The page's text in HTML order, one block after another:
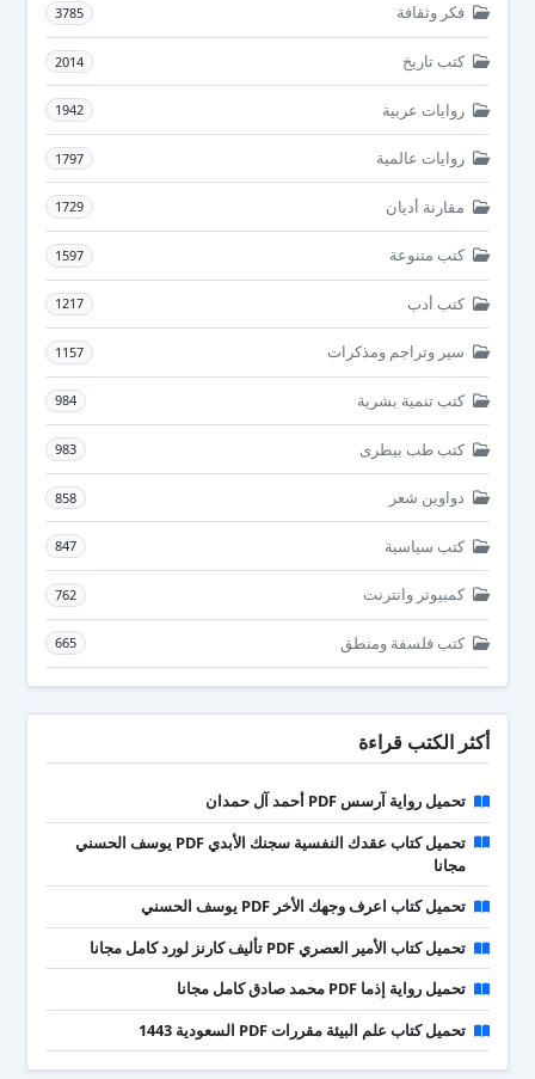
فكر وثقافة 3785
كتب تاريخ 2014
روايات عربية 1942
روايات عالمية 1797
مقارنة أديان 1729
كتب متنوعة 1597
كتب أدب 1217
سير وتراجم ومذكرات 1157
كتب تنمية بشرية 984
كتب طب بيطرى 983
دواوين شعر 858
كتب سياسية 847
كمبيوتر وانترنت 762
كتب فلسفة ومنطق 665
أكثر الكتب قراءة
تحميل رواية آرسس PDF أحمد آل حمدان
تحميل كتاب عقدك النفسية سجنك الأبدي PDF يوسف الحسني
مجانا
تحميل كتاب اعرف وجهك الأخر PDF يوسف الحسني
تحميل كتاب الأمير العصري PDF تأليف كارنز لورد كامل مجانا
تحميل رواية إذما PDF محمد صادق كامل مجانا
تحميل كتاب علم البيئة مقررات PDF السعودية 1443